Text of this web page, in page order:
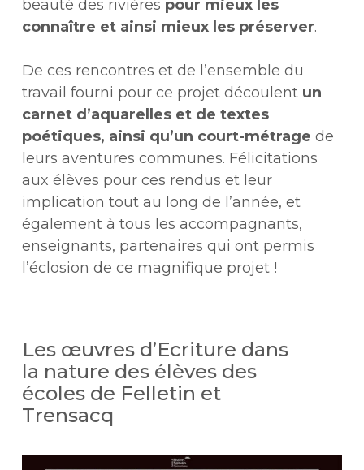
beauté des rivières pour mieux les
connaître et ainsi mieux les préserver.
De ces rencontres et de l’ensemble du
travail fourni pour ce projet découlent un
carnet d’aquarelles et de textes
poétiques, ainsi qu’un court-métrage de
leurs aventures communes. Félicitations
aux élèves pour ces rendus et leur
implication tout au long de l’année, et
également à tous les accompagnants,
enseignants, partenaires qui ont permis
l’éclosion de ce magnifique projet !
Les œuvres d’Ecriture dans
la nature des élèves des
écoles de Felletin et
Trensacq